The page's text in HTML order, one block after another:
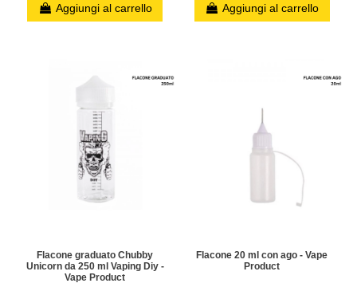
Aggiungi al carrello Aggiungi al carrello
Flacone graduato Chubby
Unicorn da 250 ml Vaping Diy -
Vape Product
Flacone 20 ml con ago - Vape
Product